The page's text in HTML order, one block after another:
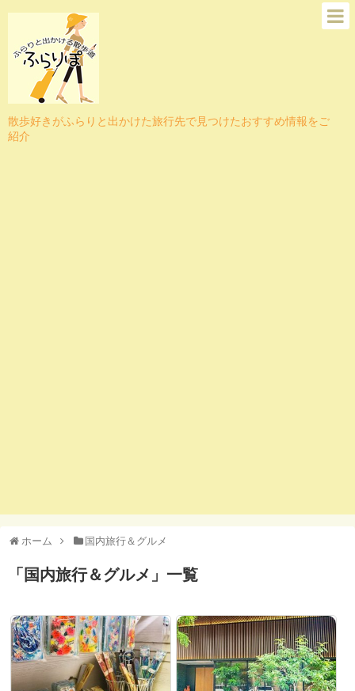
散歩好きがふらりと出かけた旅行先で見つけたおすすめ情報をご
紹介
ホーム 国内旅行＆グルメ
「 国内旅行＆グルメ 」 一覧